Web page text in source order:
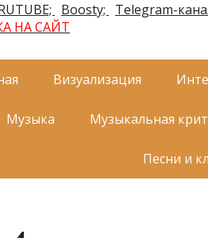
Boosty; Telegram-
НА САЙТ
Визуализация
Музыка Музыкальная
Песни и